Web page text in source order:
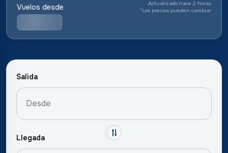
Vuelos desde
Actualizado hace 2 horas
*Los precios pueden cambiar
Salida
Llegada